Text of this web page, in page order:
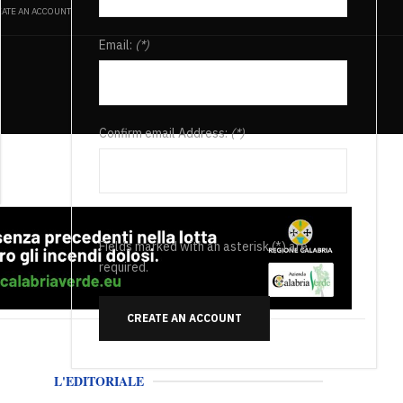
AN ACCOUNT
Email: (*)
Confirm email Address:(*)
Fields marked with an asterisk (*) are
required.
CREATE AN ACCOUNT
L'EDITORIALE